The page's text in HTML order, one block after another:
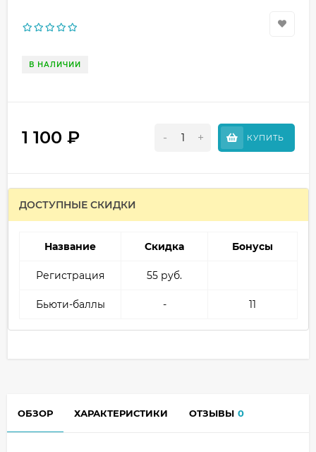
В НАЛИЧИИ
1 100 ₽ - + КУПИТЬ
ДОСТУПНЫЕ СКИДКИ
Название Скидка Бонусы
Регистрация 55 руб.
Бьюти-баллы - 11
ОБЗОР ХАРАКТЕРИСТИКИ ОТЗЫВЫ 0